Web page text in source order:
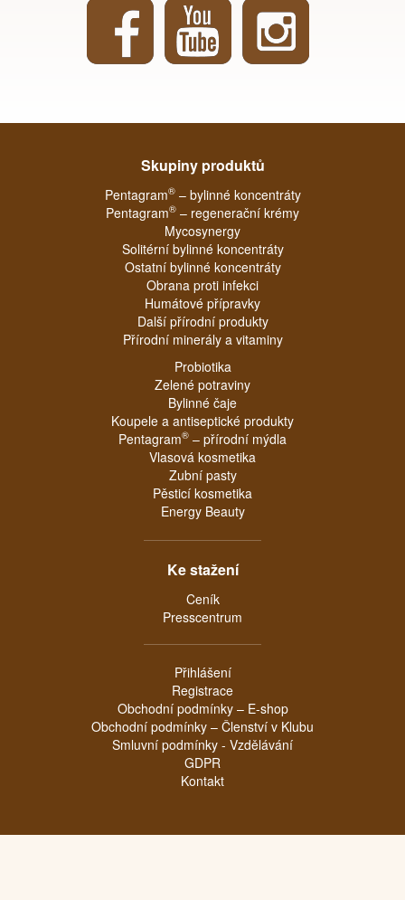
Skupiny produktů
Pentagram®– bylinné koncentráty
Pentagram® – regenerační krémy
Mycosynergy
Solitérní bylinné koncentráty
Ostatní bylinné koncentráty
Obrana proti infekci
Humátové přípravky
Další přírodní produkty
Přírodní minerály a vitaminy
Probiotika
Zelené potraviny
Bylinné čaje
Koupele a antiseptické produkty
Pentagram® – přírodní mýdla
Vlasová kosmetika
Zubní pasty
Pěsticí kosmetika
Energy Beauty
Ke stažení
Ceník
Presscentrum
Přihlášení
Registrace
Obchodní podmínky – E-shop
Obchodní podmínky – Členství v Klubu
Smluvní podmínky - Vzdělávání
GDPR
Kontakt